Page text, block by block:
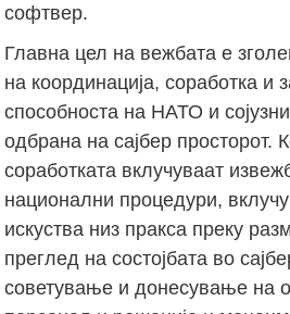
софтвер.
Главна цел на вежбата е
на координација, соработка и
способноста на НАТО и
одбрана на сајбер просторот.
соработката вклучуваат
национални процедури,
искуства низ пракса преку
преглед на состојбата во
советување и донесување на